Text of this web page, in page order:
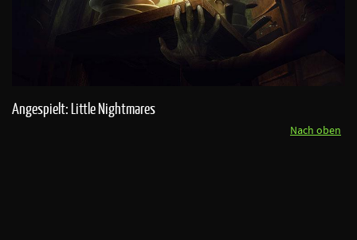
Angespielt: Little Nightmares
Nach oben